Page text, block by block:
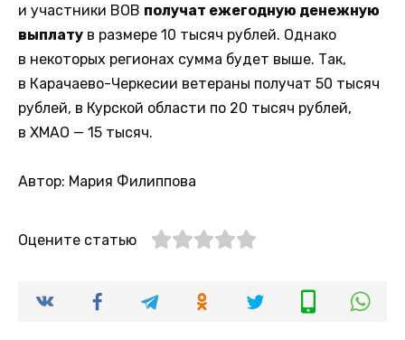
и участники ВОВ получат ежегодную денежную
выплату в размере 10 тысяч рублей. Однако
в некоторых регионах сумма будет выше. Так,
в Карачаево-Черкесии ветераны получат 50 тысяч
рублей, в Курской области по 20 тысяч рублей,
в ХМАО — 15 тысяч.
Автор: Мария Филиппова
Оцените статью